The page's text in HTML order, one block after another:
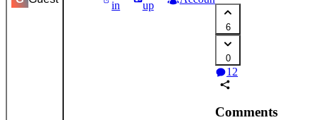
in up
6
0
12
Comments